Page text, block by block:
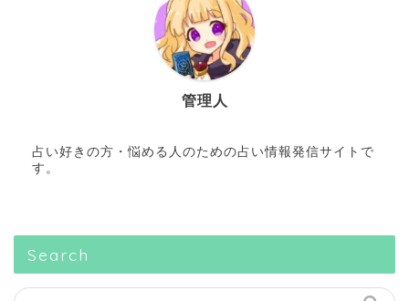
管理人
占い好きの方・悩める人のための占い情報発信サイトで
す。
Search